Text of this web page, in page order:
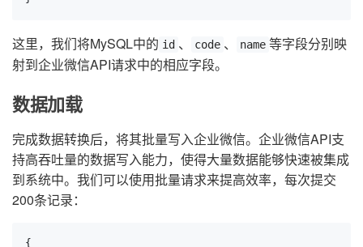
这里，我们将MySQL中的 id 、 code 、 name 等字段分别映
射到企业微信API请求中的相应字段。
数据加载
完成数据转换后，将其批量写入企业微信。企业微信API支
持高吞吐量的数据写入能力，使得大量数据能够快速被集成
到系统中。我们可以使用批量请求来提高效率，每次提交
200条记录：
{